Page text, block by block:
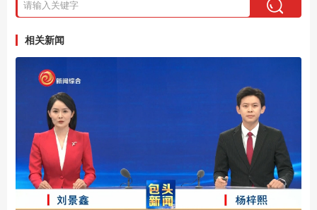
相关新闻